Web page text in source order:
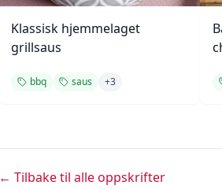
Klassisk hjemmelaget
grillsaus
bbq saus +3
← Tilbake til alle oppskrifter